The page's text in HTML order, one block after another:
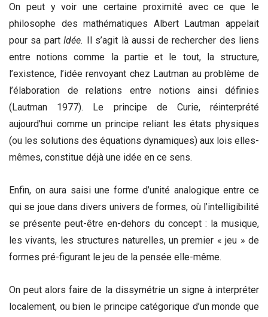
On peut y voir une certaine proximité avec ce que le
philosophe des mathématiques Albert Lautman appelait
pour sa partIdée. Il s’agit là aussi de rechercher des liens
entre notions comme la partie et le tout, la structure,
l’existence, l’idée renvoyant chez Lautman au problème de
l’élaboration de relations entre notions ainsi définies
(Lautman 1977). Le principe de Curie, réinterprété
aujourd’hui comme un principe reliant les états physiques
(ou les solutions des équations dynamiques) aux lois elles-
mêmes, constitue déjà une idée en ce sens.
Enfin, on aura saisi une forme d’unité analogique entre ce
qui se joue dans divers univers de formes, où l’intelligibilité
se présente peut-être en-dehors du concept : la musique,
les vivants, les structures naturelles, un premier « jeu » de
formes pré-figurant le jeu de la pensée elle-même.
On peut alors faire de la dissymétrie un signe à interpréter
localement, ou bien le principe catégorique d’un monde que